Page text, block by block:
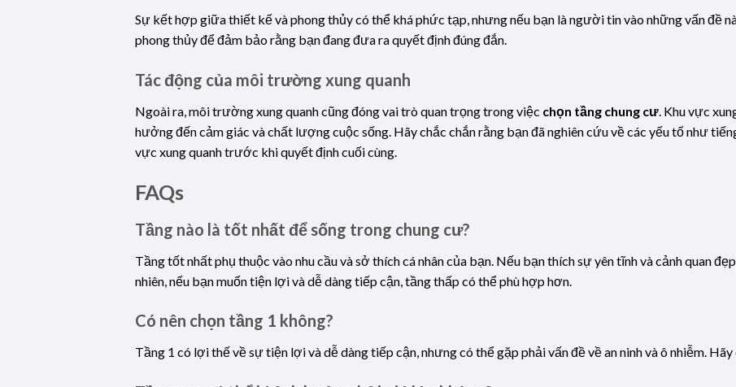
Sự kết hợp giữa thiết kế và phong thủy có thể khá phức tạp, nhưng nếu bạn là người tin vào những vấn đề
phong thủy để đảm bảo rằng bạn đang đưa ra quyết định đúng đắn.
Tác động của môi trường xung quanh
Ngoài ra, môi trường xung quanh cũng đóng vai trò quan trọng trong việc chọn tầng chung cư. Khu vực
hưởng đến cảm giác và chất lượng cuộc sống. Hãy chắc chắn rằng bạn đã nghiên cứu về các yếu tố như
vực xung quanh trước khi quyết định cuối cùng.
FAQs
Tầng nào là tốt nhất để sống trong chung cư?
Tầng tốt nhất phụ thuộc vào nhu cầu và sở thích cá nhân của bạn. Nếu bạn thích sự yên tĩnh và cảnh quan
nhiên, nếu bạn muốn tiện lợi và dễ dàng tiếp cận, tầng thấp có thể phù hợp hơn.
Có nên chọn tầng 1 không?
Tầng 1 có lợi thế về sự tiện lợi và dễ dàng tiếp cận, nhưng có thể gặp phải vấn đề về an ninh và ô nhiễm.